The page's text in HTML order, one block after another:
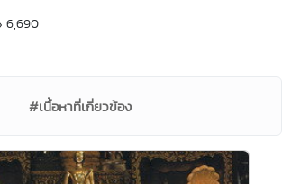
6,690
#เนื้อหาที่เกี่ยวข้อง